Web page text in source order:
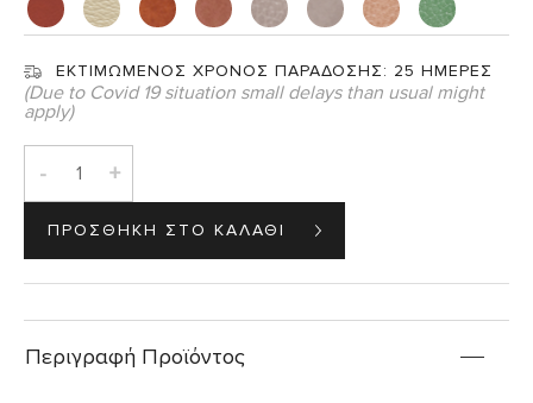
ΕΚΤΙΜΩΜΕΝΟΣ ΧΡΟΝΟΣ ΠΑΡΑΔΟΣΗΣ: 25 ΗΜΕΡΕΣ
(Due to Covid 19 situation small delays than usual might
apply)
- +
Περιγραφή Προϊόντος